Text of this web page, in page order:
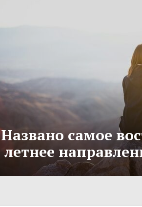
Названо самое
летнее